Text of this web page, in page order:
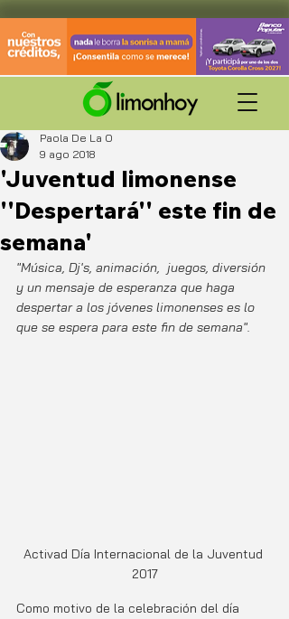
'Juventud limonense
''Despertará'' este fin de
semana'
Paola De La O
9 ago 2018
"Música, Dj's, animación,  juegos, diversión
y un mensaje de esperanza que haga
despertar a los jóvenes limonenses es lo
que se espera para este fin de semana".
Activad Día Internacional de la Juventud
2017
Como motivo de la celebración del día